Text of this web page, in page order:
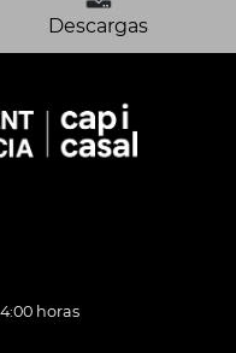
Descargas
horas